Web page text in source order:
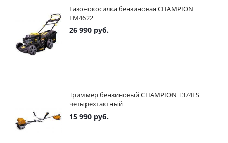
Газонокосилка бензиновая CHAMPION
LM4622
26 990 руб.
Триммер бензиновый CHAMPION T374FS
четырехтактный
15 990 руб.